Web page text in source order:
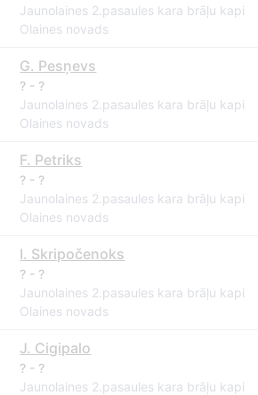
Jaunolaines 2.pasaules kara brāļu kapi
Olaines novads
G. Pesņevs
? - ?
Jaunolaines 2.pasaules kara brāļu kapi
Olaines novads
F. Petriks
? - ?
Jaunolaines 2.pasaules kara brāļu kapi
Olaines novads
I. Skripočenoks
? - ?
Jaunolaines 2.pasaules kara brāļu kapi
Olaines novads
J. Cigipalo
? - ?
Jaunolaines 2.pasaules kara brāļu kapi